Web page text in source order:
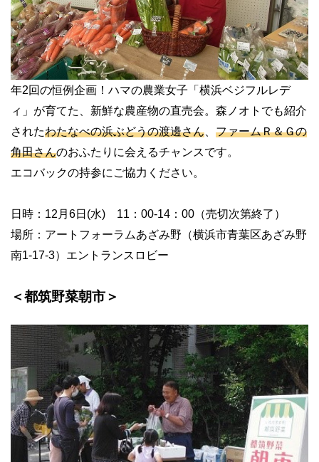
年2回の恒例企画！ハマの農業女子「横浜ベジフルレデ
ィ」が育てた、新鮮な農産物の直売会。森ノオトでも紹介
されたわたなべの浜ぶどうの渡邊さん
ファームＲ＆Ｇの
角田さんのおふたりに会えるチャンスです。
エコバックの持参にご協力ください。
日時：12月6日(水) 11：00-14：00（売切次第終了）
場所：アートフォーラムあざみ野（横浜市青葉区あざみ野
南1-17-3）エントランスロビー
＜都筑野菜朝市＞